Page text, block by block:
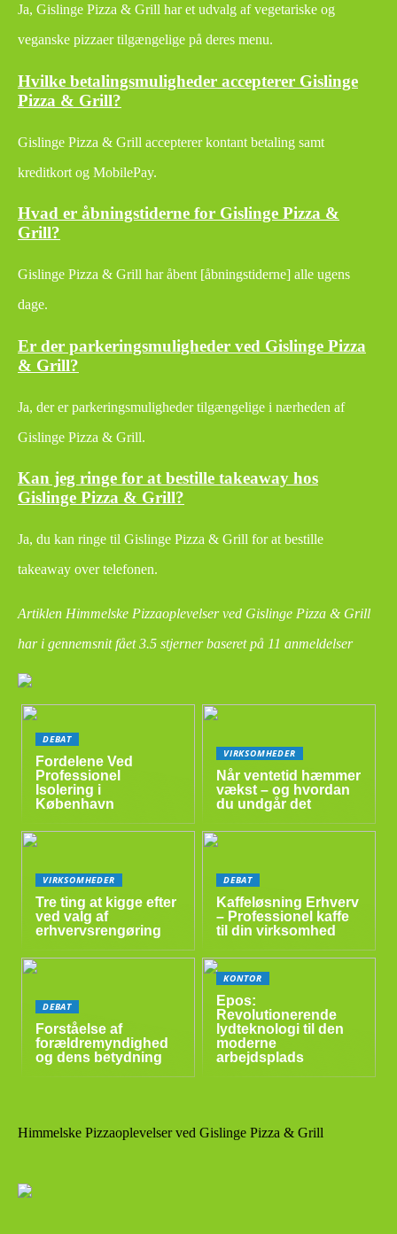
Ja, Gislinge Pizza & Grill har et udvalg af vegetariske og
veganske pizzaer tilgængelige på deres menu.
Hvilke betalingsmuligheder accepterer Gislinge
Pizza & Grill?
Gislinge Pizza & Grill accepterer kontant betaling samt
kreditkort og MobilePay.
Hvad er åbningstiderne for Gislinge Pizza &
Grill?
Gislinge Pizza & Grill har åbent [åbningstiderne] alle ugens
dage.
Er der parkeringsmuligheder ved Gislinge Pizza
& Grill?
Ja, der er parkeringsmuligheder tilgængelige i nærheden af
Gislinge Pizza & Grill.
Kan jeg ringe for at bestille takeaway hos
Gislinge Pizza & Grill?
Ja, du kan ringe til Gislinge Pizza & Grill for at bestille
takeaway over telefonen.
Artiklen Himmelske Pizzaoplevelser ved Gislinge Pizza & Grill
har i gennemsnit fået3.5 stjerner baseret på 11 anmeldelser
DEBAT
Fordelene Ved
Professionel
Isolering i
København
VIRKSOMHEDER
Når ventetid hæmmer
vækst – og hvordan
du undgår det
VIRKSOMHEDER
Tre ting at kigge efter
ved valg af
erhvervsrengøring
DEBAT
Kaffeløsning Erhverv
– Professionel kaffe
til din virksomhed
DEBAT
Forståelse af
forældremyndighed
og dens betydning
KONTOR
Epos:
Revolutionerende
lydteknologi til den
moderne
arbejdsplads
Himmelske Pizzaoplevelser ved Gislinge Pizza & Grill